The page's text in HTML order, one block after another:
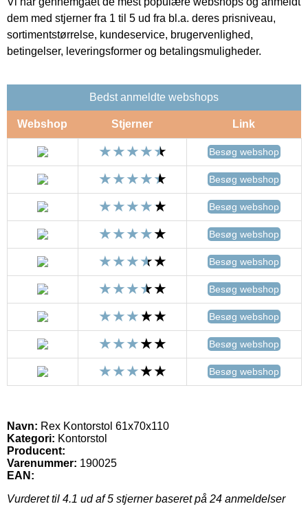
dem med stjerner fra 1 til 5 ud fra bl.a. deres prisniveau,
sortimentstørrelse, kundeservice, brugervenlighed,
betingelser, leveringsformer og betalingsmuligheder.
Bedst anmeldte webshops
Webshop Stjerner Link
Besøg webshop
Besøg webshop
Besøg webshop
Besøg webshop
Besøg webshop
Besøg webshop
Besøg webshop
Besøg webshop
Besøg webshop
Navn: Rex Kontorstol 61x70x110
Kategori: Kontorstol
Producent:
Varenummer: 190025
EAN:
Vurderet til 4.1 ud af 5 stjerner baseret på 24 anmeldelser